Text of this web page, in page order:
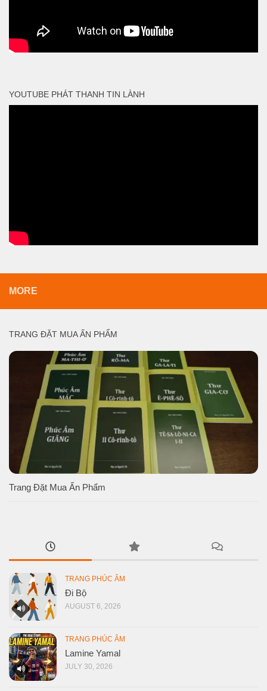
YOUTUBE PHÁT THANH TIN LÀNH
MORE
TRANG ĐẶT MUA ẤN PHẨM
Trang Đặt Mua Ấn Phẩm
TRANG PHÚC ÂM
Đi Bộ
AUGUST 6, 2026
TRANG PHÚC ÂM
Lamine Yamal
JULY 30, 2026